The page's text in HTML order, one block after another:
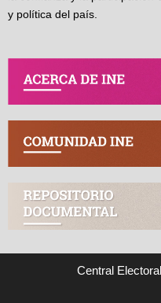
y política del país.
Central